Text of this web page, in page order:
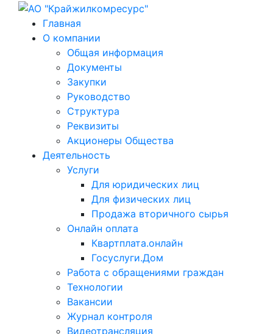
Главная
О компании
Общая информация
Документы
Закупки
Руководство
Структура
Реквизиты
Акционеры Общества
Деятельность
Услуги
Для юридических лиц
Для физических лиц
Продажа вторичного сырья
Онлайн оплата
Квартплата.онлайн
Госуслуги.Дом
Работа с обращениями граждан
Технологии
Вакансии
Журнал контроля
Видеотрансляция